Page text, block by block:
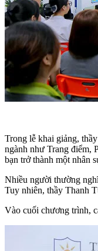
Trong lễ khai giảng,
ngành như Trang điểm,
bạn trở thành một nhân
Nhiều người thường
Tuy nhiên, thầy Thanh
Vào cuối chương trình,